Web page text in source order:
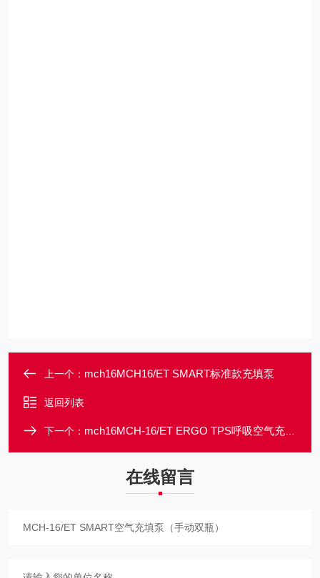
上一个： mch16MCH16/ET SMART标准款充填泵
返回列表
下一个： mch16MCH-16/ET ERGO TPS呼吸空气充填泵
在线留言